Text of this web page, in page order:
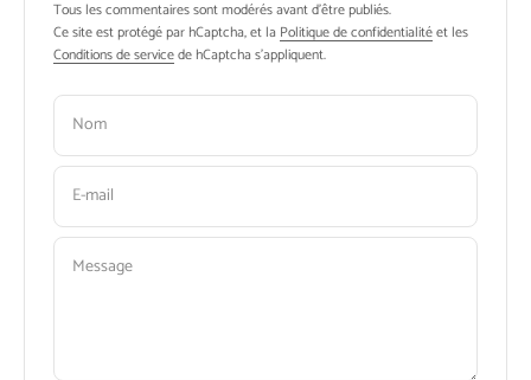
Tous les commentaires sont modérés avant d'être publiés.
Ce site est protégé par hCaptcha, et la Politique de confidentialitéet les
Conditions de servicede hCaptcha s’appliquent.
Nom
E-mail
Message